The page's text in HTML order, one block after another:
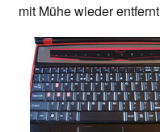
mit Mühe wieder